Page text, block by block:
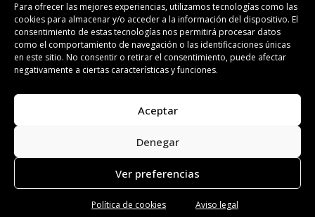
Para ofrecer las mejores experiencias, utilizamos tecnologías como las
cookies para almacenar y/o acceder a la información del dispositivo. El
consentimiento de estas tecnologías nos permitirá procesar datos
como el comportamiento de navegación o las identificaciones únicas
en este sitio. No consentir o retirar el consentimiento, puede afectar
negativamente a ciertas características y funciones.
Aceptar
Denegar
Ver preferencias
Política de cookies Aviso legal
CONTACTO REDACCIÓN PUBLICIDAD
ISSN 2385-4839 DL B 27443-2014
Todos los derechos reservados. Copyright 2008-2024.
Barcelona Fashion Press®/™ es una marca registrada.
Política de privacidad Política de cookies